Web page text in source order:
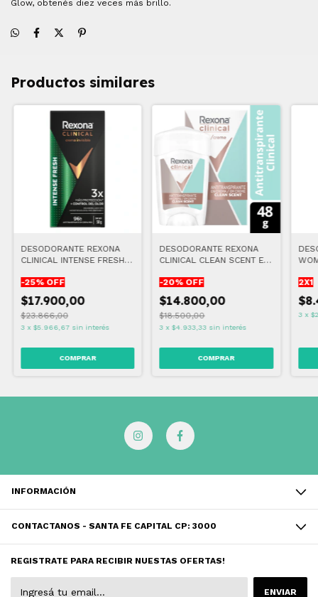
Glow, obtenés diez veces más brillo.
Productos similares
DESODORANTE REXONA
CLINICAL INTENSE FRESH
-25% OFF
$17.900,00
$23.866,00
3 x $5.966,67 sin interés
DESODORANTE REXONA
CLINICAL CLEAN SCENT EN
-20% OFF
$14.800,00
$18.500,00
3 x $4.933,33 sin interés
2X1
3 x
INFORMACIÓN
CONTACTANOS - SANTA FE CAPITAL CP: 3000
REGISTRATE PARA RECIBIR NUESTAS OFERTAS!